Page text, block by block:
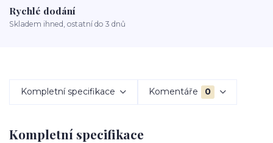
Rychlé dodání
Skladem ihned, ostatní do 3 dnů
Kompletní specifikace Komentáře 0
Kompletní specifikace